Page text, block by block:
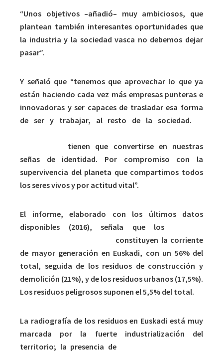
“Unos objetivos –añadió– muy ambiciosos, que
plantean también interesantes oportunidades que
la industria y la sociedad vasca no debemos dejar
pasar”.
Y señaló que “tenemos que aprovechar lo que ya
están haciendo cada vez más empresas punteras e
innovadoras y ser capaces de trasladar esa forma
de ser y trabajar, al resto de la sociedad.
tienen que convertirse en nuestras
señas de identidad. Por compromiso con la
supervivencia del planeta que compartimos todos
los seres vivos y por actitud vital”.
El informe, elaborado con los últimos datos
disponibles (2016), señala que los
constituyen la corriente
de mayor generación en Euskadi, con un 56% del
total, seguida de los residuos de construcción y
demolición (21%), y de los residuos urbanos (17,5%).
Los residuos peligrosos suponen el 5,5% del total.
La radiografía de los residuos en Euskadi está muy
marcada por la fuerte industrialización del
territorio; la presencia de